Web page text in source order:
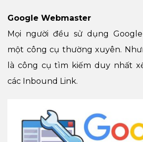
Google Webmaster
Mọi người đều sử dụng
một công cụ thường xuyên.
là công cụ tìm kiếm duy nhất
các Inbound Link.